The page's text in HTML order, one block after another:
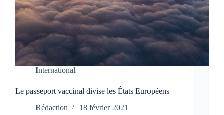
International
Le passeport vaccinal divise les États Européens
Rédaction
18 février 2021